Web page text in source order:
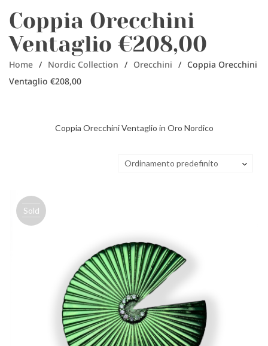
Coppia Orecchini
Ventaglio €208,00
Home / Nordic Collection / Orecchini / Coppia Orecchini
Ventaglio €208,00
Coppia Orecchini Ventaglio in Oro Nordico
Ordinamento predefinito
Sold